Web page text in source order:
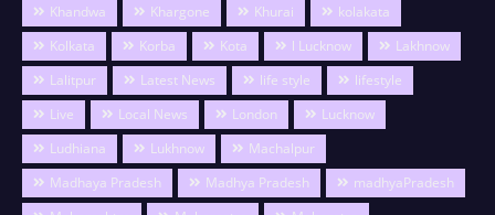
Khandwa
Khargone Khurai
kolakata
Kolkata
Korba Kota l Lucknow
Lakhnow
Lalitpur
Latest News life style
lifestyle
Live
Local News London
Lucknow
Ludhiana
Lukhnow
Machalpur
Madhaya Pradesh
Madhya Pradesh
madhyaPradesh